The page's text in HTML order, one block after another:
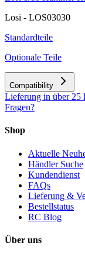
Losi - LOS03030
Standardteile
Optionale Teile
Compatibility
Lieferung in über 25
Fragen?
Shop
Aktuelle
Händler Suche
Kundendienst
FAQs
Lieferung &
Bestellstatus
RC Blog
Über uns